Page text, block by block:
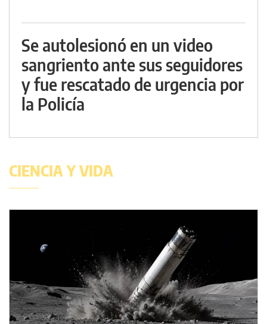
Se autolesionó en un video
sangriento ante sus seguidores
y fue rescatado de urgencia por
la Policía
CIENCIA Y VIDA